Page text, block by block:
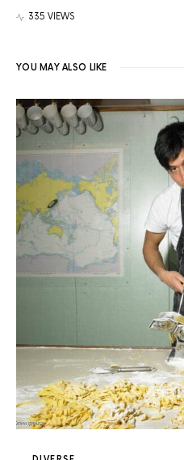
335 VIEWS
YOU MAY ALSO LIKE